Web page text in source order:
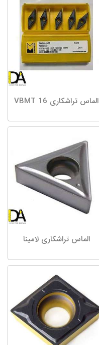
الماس تراشکاری VBMT 16
الماس تراشکاری لامینا